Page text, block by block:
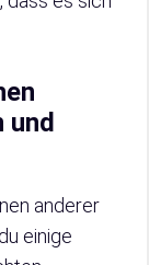
und
anderer
einige